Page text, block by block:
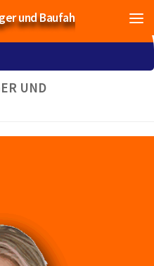
und Baufahrzeuge!
UND